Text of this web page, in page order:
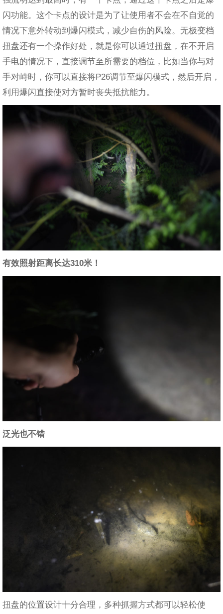
闪功能。这个卡点的设计是为了让使用者不会在不自觉的
情况下意外转动到爆闪模式，减少自伤的风险。无极变档
扭盘还有一个操作好处，就是你可以通过扭盘，在不开启
手电的情况下，直接调节至所需要的档位，比如当你与对
手对峙时，你可以直接将P26调节至爆闪模式，然后开启，
利用爆闪直接使对方暂时丧失抵抗能力。
有效照射距离长达310米！
泛光也不错
扭盘的位置设计十分合理，多种抓握方式都可以轻松使